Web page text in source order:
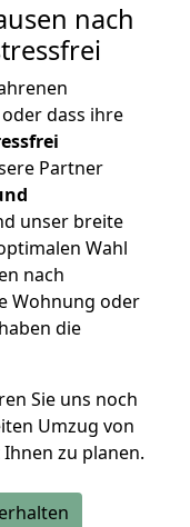
nach
dass ihre
Partner
unser breite
Wahl
nach
Wohnung oder
die
Sie uns noch
Umzug von
zu planen.